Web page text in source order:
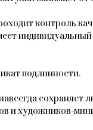
контроль
подлинности.
сохраняет
и художников-